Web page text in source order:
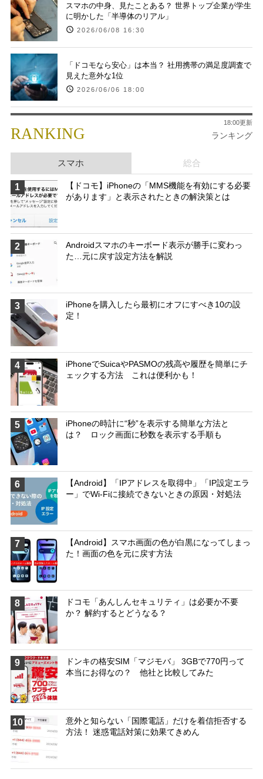
スマホの中身、見たことある？ 世界トップ企業が学生
に明かした「半導体のリアル」
2026/06/08 16:30
「ドコモなら安心」は本当？ 社用携帯の満足度調査で
見えた意外な1位
2026/06/06 18:00
RANKING ランキング
18:00更新
スマホ 総合
1
【ドコモ】iPhoneの「MMS機能を有効にする必要
があります」と表示されたときの解決策とは
2
Androidスマホのキーボード表示が勝手に変わっ
た…元に戻す設定方法を解説
3
iPhoneを購入したら最初にオフにすべき10の設
定！
4
iPhoneでSuicaやPASMOの残高や履歴を簡単にチ
ェックする方法 これは便利かも！
5
iPhoneの時計に“秒”を表示する簡単な方法と
は？ ロック画面に秒数を表示する手順も
6
【Android】「IPアドレスを取得中」「IP設定エラ
ー」でWi-Fiに接続できないときの原因・対処法
7
【Android】スマホ画面の色が白黒になってしまっ
た！画面の色を元に戻す方法
8
ドコモ「あんしんセキュリティ」は必要か不要
か？ 解約するとどうなる？
9
ドンキの格安SIM「マジモバ」 3GBで770円って
本当にお得なの？ 他社と比較してみた
10
意外と知らない「国際電話」だけを着信拒否する
方法！ 迷惑電話対策に効果てきめん